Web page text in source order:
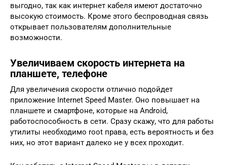
выгодно, так как интернет кабеля имеют достаточно
высокую стоимость. Кроме этого беспроводная связь
открывает пользователям дополнительные
возможности.
Увеличиваем скорость интернета на
планшете, телефоне
Для увеличения скорости отлично подойдет
приложение Internet Speed Master. Оно повышает на
планшете и смартфоне, которые на Android,
работоспособность в сети. Сразу скажу, что для работы
утилиты необходимо root права, есть вероятность и без
них, но этот вариант далеко не у всех проходит.